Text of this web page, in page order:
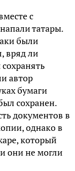
с
татары.
были
вряд ли
автор
бумаги
сохранен.
документов в
однако в
который
они не могли